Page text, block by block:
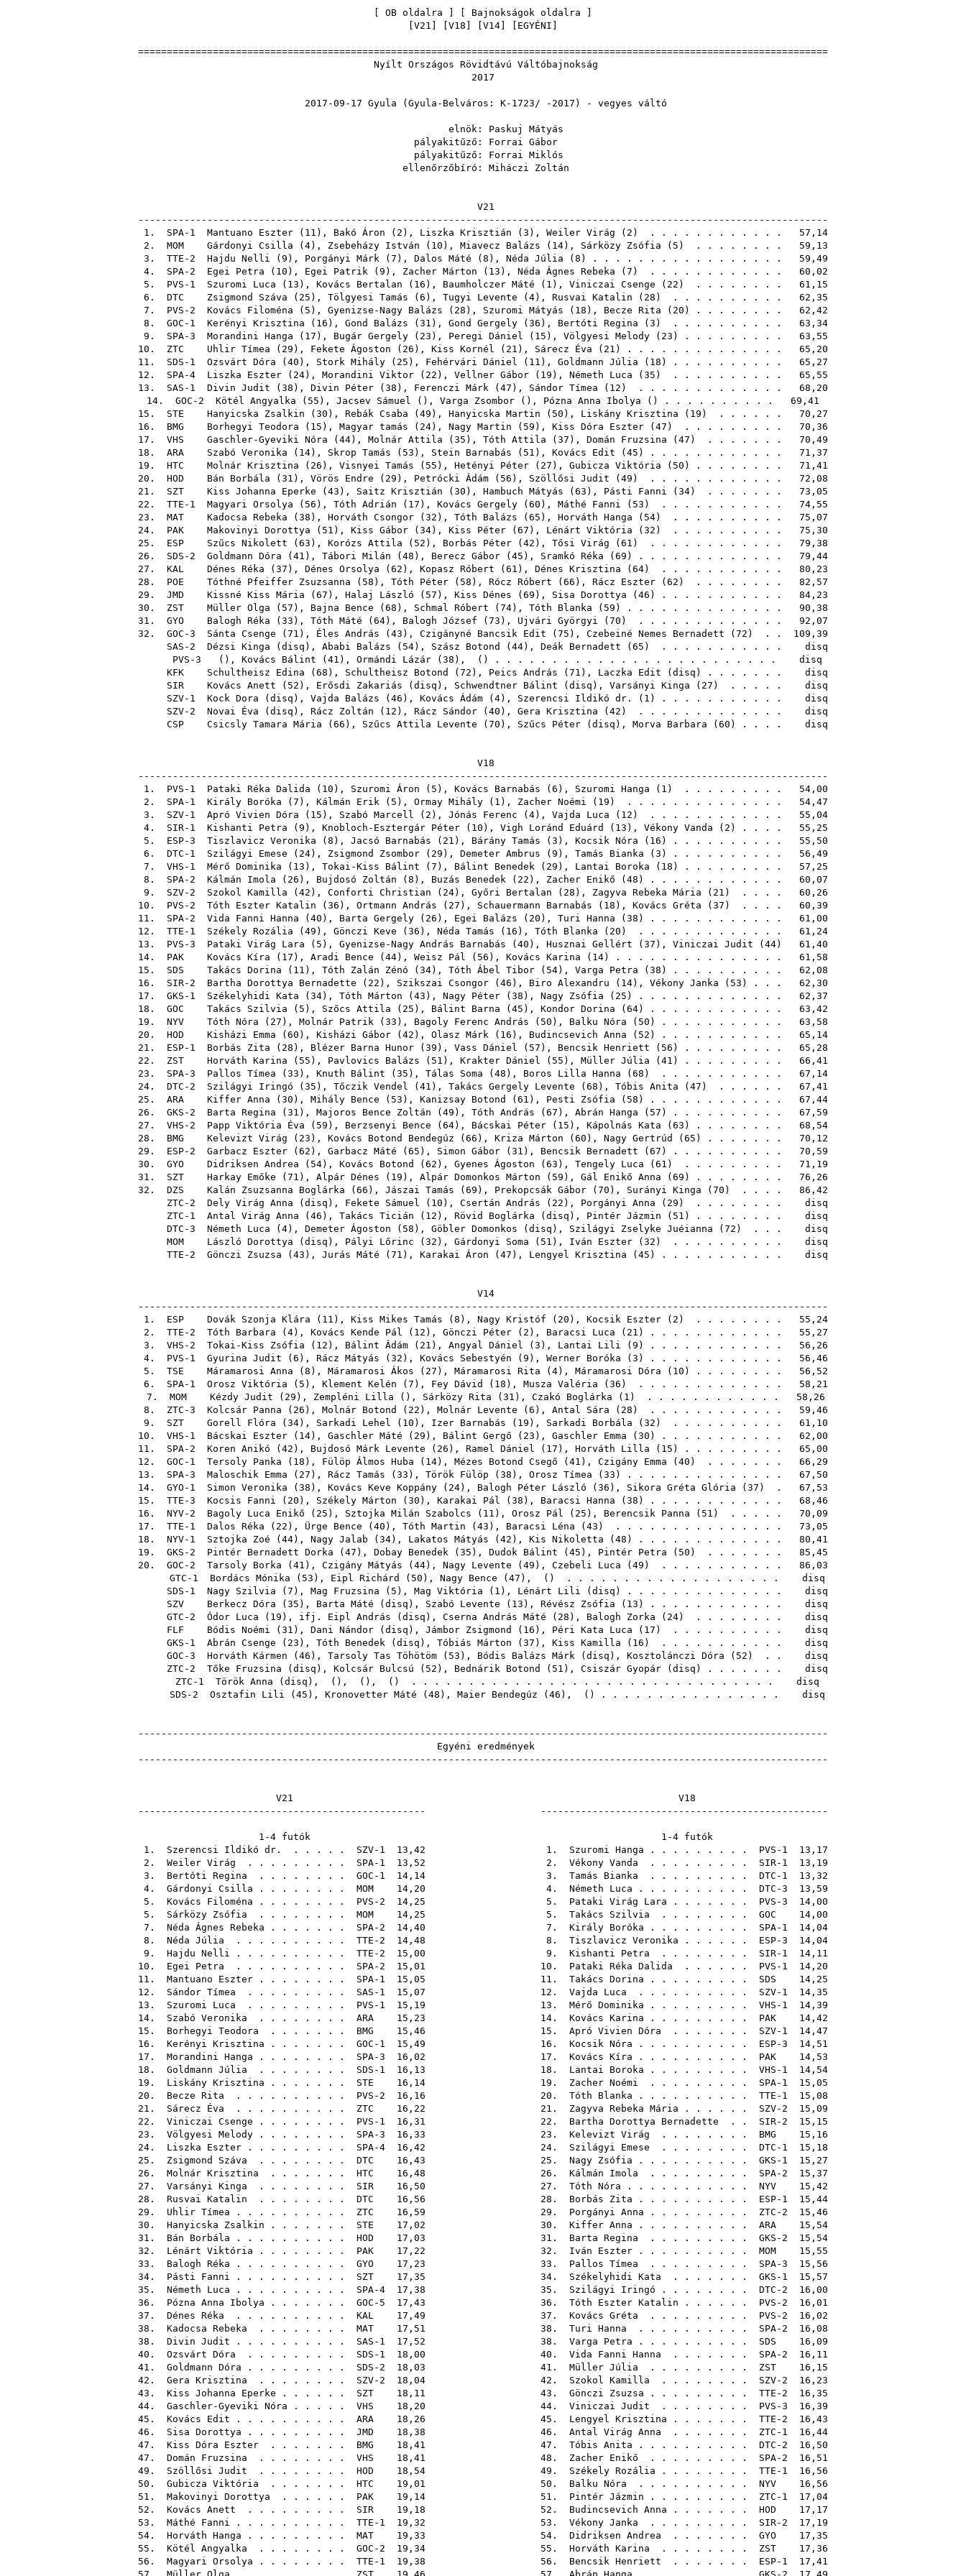
OB oldalra Bajnokságok oldalra
V21 V18 V14 EGYÉNI
========================================================================================================================
Nyílt Országos Rövidtávú Váltóbajnokság
2017
2017-09-17 Gyula (Gyula-Belváros: K-1723/ -2017) - vegyes váltó
elnök: Paskuj Mátyás
pályakitűző: Forrai Gábor
pályakitűző: Forrai Miklós
ellenőrzőbíró: Miháczi Zoltán
V21
------------------------------------------------------------------------------------------------------------------------
1. SPA-1 Mantuano Eszter ( 11 ), Bakó Áron ( 2 ), Liszka Krisztián ( 3 ), Weiler Virág ( 2 ) . . . . . . . . . . . . 57,14
2. MOM Gárdonyi Csilla ( 4), Zsebeházy István ( 10 ), Miavecz Balázs ( 14), Sárközy Zsófia ( 5 ) . . . . . . . . 59,13
3. TTE-2 Hajdu Nelli ( 9 ), Porgányi Márk ( 7 ), Dalos Máté ( 8 ), Néda Júlia ( 8 ) . . . . . . . . . . . . . . . . . 59,49
4. SPA-2 Egei Petra ( 10 ), Egei Patrik ( 9 ), Zacher Márton ( 13 ), Néda Ágnes Rebeka ( 7 ) . . . . . . . . . . . . 60,02
5. PVS-1 Szuromi Luca ( 13 ), Kovács Bertalan ( 16 ), Baumholczer Máté ( 1 ), Viniczai Csenge ( 22 ) . . . . . . . . 61,15
6. DTC Zsigmond Száva ( 25 ), Tölgyesi Tamás ( 6 ), Tugyi Levente ( 4), Rusvai Katalin ( 28 ) . . . . . . . . . . 62,35
7. PVS-2 Kovács Filoména ( 5 ), Gyenizse-Nagy Balázs ( 28 ), Szuromi Mátyás ( 18 ), Becze Rita ( 20 ) . . . . . . . . 62,42
8. GOC-1 Kerényi Krisztina ( 16 ), Gond Balázs ( 31 ), Gond Gergely ( 36 ), Bertóti Regina ( 3 ) . . . . . . . . . . 63,34
9. SPA-3 Morandini Hanga ( 17 ), Bugár Gergely ( 23 ), Peregi Dániel ( 15 ), Völgyesi Melody ( 23 ) . . . . . . . . . 63,55
10. ZTC Uhlir Tímea ( 29 ), Fekete Ágoston ( 26 ), Kiss Kornél ( 21 ), Sárecz Éva ( 21 ) . . . . . . . . . . . . . . 65,20
11. SDS-1 Ozsvárt Dóra ( 40 ), Stork Mihály ( 25 ), Fehérvári Dániel ( 11 ), Goldmann Júlia ( 18 ) . . . . . . . . . . 65,27
12. SPA-4 Liszka Eszter ( 24), Morandini Viktor ( 22 ), Vellner Gábor ( 19 ), Németh Luca ( 35 ) . . . . . . . . . . 65,55
13. SAS-1 Divin Judit ( 38 ), Divin Péter ( 38 ), Ferenczi Márk ( 47 ), Sándor Tímea ( 12 ) . . . . . . . . . . . . . 68,20
14. GOC-2 Kötél Angyalka ( 55 ), Jacsev Sámuel (), Varga Zsombor (), Pózna Anna Ibolya () . . . . . . . . . . 69,41
15. STE Hanyicska Zsalkin ( 30 ), Rebák Csaba ( 49 ), Hanyicska Martin ( 50 ), Liskány Krisztina ( 19 ) . . . . . . 70,27
16. BMG Borhegyi Teodora ( 15 ), Magyar tamás ( 24), Nagy Martin ( 59 ), Kiss Dóra Eszter ( 47 ) . . . . . . . . . 70,36
17. VHS Gaschler-Gyeviki Nóra ( 44), Molnár Attila ( 35 ), Tóth Attila ( 37 ), Domán Fruzsina ( 47 ) . . . . . . . 70,49
18. ARA Szabó Veronika ( 14), Skrop Tamás ( 53 ), Stein Barnabás ( 51 ), Kovács Edit ( 45 ) . . . . . . . . . . . . 71,37
19. HTC Molnár Krisztina ( 26 ), Visnyei Tamás ( 55 ), Hetényi Péter ( 27 ), Gubicza Viktória ( 50 ) . . . . . . . . 71,41
20. HOD Bán Borbála ( 31 ), Vörös Endre ( 29 ), Petrócki Ádám ( 56 ), Szöllősi Judit ( 49 ) . . . . . . . . . . . . 72,08
21. SZT Kiss Johanna Eperke ( 43 ), Saitz Krisztián ( 30 ), Hambuch Mátyás ( 63 ), Pásti Fanni ( 34) . . . . . . . 73,05
22. TTE-1 Magyari Orsolya ( 56 ), Tóth Adrián ( 17 ), Kovács Gergely ( 60 ), Máthé Fanni ( 53 ) . . . . . . . . . . . 74,55
23. MAT Kadocsa Rebeka ( 38 ), Horváth Csongor ( 32 ), Tóth Balázs ( 65 ), Horváth Hanga ( 54) . . . . . . . . . . 75,07
24. PAK Makovinyi Dorottya ( 51 ), Kiss Gábor ( 34), Kiss Péter ( 67 ), Lénárt Viktória ( 32 ) . . . . . . . . . . 75,30
25. ESP Szűcs Nikolett ( 63 ), Korózs Attila ( 52 ), Borbás Péter ( 42 ), Tősi Virág ( 61 ) . . . . . . . . . . . . 79,38
26. SDS-2 Goldmann Dóra ( 41 ), Tábori Milán ( 48 ), Berecz Gábor ( 45 ), Sramkó Réka ( 69 ) . . . . . . . . . . . . . 79,44
27. KAL Dénes Réka ( 37 ), Dénes Orsolya ( 62 ), Kopasz Róbert ( 61 ), Dénes Krisztina ( 64) . . . . . . . . . . . 80,23
28. POE Tóthné Pfeiffer Zsuzsanna ( 58 ), Tóth Péter ( 58 ), Rócz Róbert ( 66 ), Rácz Eszter ( 62 ) . . . . . . . . 82,57
29. JMD Kissné Kiss Mária ( 67 ), Halaj László ( 57 ), Kiss Dénes ( 69 ), Sisa Dorottya ( 46 ) . . . . . . . . . . . 84,23
30. ZST Müller Olga ( 57 ), Bajna Bence ( 68 ), Schmal Róbert ( 74), Tóth Blanka ( 59 ) . . . . . . . . . . . . . . 90,38
31. GYO Balogh Réka ( 33 ), Tóth Máté ( 64), Balogh József ( 73 ), Ujvári Györgyi ( 70 ) . . . . . . . . . . . . . 92,07
32. GOC-3 Sánta Csenge ( 71 ), Éles András ( 43 ), Czigányné Bancsik Edit ( 75 ), Czebeiné Nemes Bernadett ( 72 ) . . 109,39
SAS-2 Dézsi Kinga ( disq ), Ababi Balázs ( 54), Szász Botond ( 44), Deák Bernadett ( 65 ) . . . . . . . . . . . disq
PVS-3
(), Kovács Bálint ( 41 ), Ormándi Lázár ( 38 ),
() . . . . . . . . . . . . . . . . . . . . . . . . . disq
KFK
Schultheisz Edina ( 68 ), Schultheisz Botond ( 72 ), Peics András ( 71 ), Laczka Edit ( disq ) . . . . . . . disq
SIR
Kovács Anett ( 52 ), Erősdi Zakariás ( disq ), Schwendtner Bálint ( disq ), Varsányi Kinga ( 27 ) . . . . . disq
SZV-1 Kock Dora ( disq ), Vajda Balázs ( 46 ), Kovács Ádám ( 4), Szerencsi Ildikó dr. ( 1 ) . . . . . . . . . . . disq
SZV-2 Novai Éva ( disq ), Rácz Zoltán ( 12 ), Rácz Sándor ( 40 ), Gera Krisztina ( 42 ) . . . . . . . . . . . . . disq
CSP
Csicsly Tamara Mária ( 66 ), Szűcs Attila Levente ( 70 ), Szűcs Péter ( disq ), Morva Barbara ( 60 ) . . . . disq
V18
------------------------------------------------------------------------------------------------------------------------
1. PVS-1 Pataki Réka Dalida ( 10 ), Szuromi Áron ( 5 ), Kovács Barnabás ( 6 ), Szuromi Hanga ( 1 ) . . . . . . . . . 54,00
2. SPA-1 Király Boróka ( 7 ), Kálmán Erik ( 5 ), Ormay Mihály ( 1 ), Zacher Noémi ( 19 ) . . . . . . . . . . . . . . 54,47
3. SZV-1 Apró Vivien Dóra ( 15 ), Szabó Marcell ( 2 ), Jónás Ferenc ( 4), Vajda Luca ( 12 ) . . . . . . . . . . . . 55,04
4. SIR-1 Kishanti Petra ( 9 ), Knobloch-Esztergár Péter ( 10 ), Vigh Loránd Eduárd ( 13 ), Vékony Vanda ( 2 ) . . . . 55,25
5. ESP-3 Tiszlavicz Veronika ( 8 ), Jacsó Barnabás ( 21 ), Bárány Tamás ( 3 ), Kocsik Nóra ( 16 ) . . . . . . . . . . 55,50
6. DTC-1 Szilágyi Emese ( 24), Zsigmond Zsombor ( 29 ), Demeter Ambrus ( 9 ), Tamás Bianka ( 3 ) . . . . . . . . . . 56,49
7. VHS-1 Mérő Dominika ( 13 ), Tokai-Kiss Bálint ( 7 ), Bálint Benedek ( 29 ), Lantai Boroka ( 18 ) . . . . . . . . . 57,25
8. SPA-2 Kálmán Imola ( 26 ), Bujdosó Zoltán ( 8 ), Buzás Benedek ( 22 ), Zacher Enikő ( 48 ) . . . . . . . . . . . . 60,07
9. SZV-2 Szokol Kamilla ( 42 ), Conforti Christian ( 24), Győri Bertalan ( 28 ), Zagyva Rebeka Mária ( 21 ) . . . . 60,26
10. PVS-2 Tóth Eszter Katalin ( 36 ), Ortmann András ( 27 ), Schauermann Barnabás ( 18 ), Kovács Gréta ( 37 ) . . . . 60,39
11. SPA-2 Vida Fanni Hanna ( 40 ), Barta Gergely ( 26 ), Egei Balázs ( 20 ), Turi Hanna ( 38 ) . . . . . . . . . . . . 61,00
12. TTE-1 Székely Rozália ( 49 ), Gönczi Keve ( 36 ), Néda Tamás ( 16 ), Tóth Blanka ( 20 ) . . . . . . . . . . . . . 61,24
13. PVS-3 Pataki Virág Lara ( 5 ), Gyenizse-Nagy András Barnabás ( 40 ), Husznai Gellért ( 37 ), Viniczai Judit ( 44) 61,40
14. PAK Kovács Kíra ( 17 ), Aradi Bence ( 44), Weisz Pál ( 56 ), Kovács Karina ( 14) . . . . . . . . . . . . . . . 61,58
15. SDS Takács Dorina ( 11 ), Tóth Zalán Zénó ( 34), Tóth Ábel Tibor ( 54), Varga Petra ( 38 ) . . . . . . . . . . 62,08
16. SIR-2 Bartha Dorottya Bernadette ( 22 ), Szikszai Csongor ( 46 ), Biro Alexandru ( 14), Vékony Janka ( 53 ) . . . 62,30
17. GKS-1 Székelyhidi Kata ( 34), Tóth Márton ( 43 ), Nagy Péter ( 38 ), Nagy Zsófia ( 25 ) . . . . . . . . . . . . . 62,37
18. GOC Takács Szilvia ( 5 ), Szőcs Attila ( 25 ), Bálint Barna ( 45 ), Kondor Dorina ( 64) . . . . . . . . . . . . 63,42
19. NYV Tóth Nóra ( 27 ), Molnár Patrik ( 33 ), Bagoly Ferenc András ( 50 ), Balku Nóra ( 50 ) . . . . . . . . . . . 63,58
20. HOD Kisházi Emma ( 60 ), Kisházi Gábor ( 42 ), Olasz Márk ( 16 ), Budincsevich Anna ( 52 ) . . . . . . . . . . . 65,14
21. ESP-1 Borbás Zita ( 28 ), Blézer Barna Hunor ( 39 ), Vass Dániel ( 57 ), Bencsik Henriett ( 56 ) . . . . . . . . . 65,28
22. ZST Horváth Karina ( 55 ), Pavlovics Balázs ( 51 ), Krakter Dániel ( 55 ), Müller Júlia ( 41 ) . . . . . . . . . 66,41
23. SPA-3 Pallos Tímea ( 33 ), Knuth Bálint ( 35 ), Tálas Soma ( 48 ), Boros Lilla Hanna ( 68 ) . . . . . . . . . . . 67,14
24. DTC-2 Szilágyi Iringó ( 35 ), Tőczik Vendel ( 41 ), Takács Gergely Levente ( 68 ), Tóbis Anita ( 47 ) . . . . . . 67,41
25. ARA Kiffer Anna ( 30 ), Mihály Bence ( 53 ), Kanizsay Botond ( 61 ), Pesti Zsófia ( 58 ) . . . . . . . . . . . . 67,44
26. GKS-2 Barta Regina ( 31 ), Majoros Bence Zoltán ( 49 ), Tóth András ( 67 ), Abrán Hanga ( 57 ) . . . . . . . . . . 67,59
27. VHS-2 Papp Viktória Éva ( 59 ), Berzsenyi Bence ( 64), Bácskai Péter ( 15 ), Kápolnás Kata ( 63 ) . . . . . . . . 68,54
28. BMG Kelevizt Virág ( 23 ), Kovács Botond Bendegúz ( 66 ), Kriza Márton ( 60 ), Nagy Gertrúd ( 65 ) . . . . . . . 70,12
29. ESP-2 Garbacz Eszter ( 62 ), Garbacz Máté ( 65 ), Simon Gábor ( 31 ), Bencsik Bernadett ( 67 ) . . . . . . . . . . 70,59
30. GYO Didriksen Andrea ( 54), Kovács Botond ( 62 ), Gyenes Ágoston ( 63 ), Tengely Luca ( 61 ) . . . . . . . . . 71,19
31. SZT Harkay Emőke ( 71 ), Alpár Dénes ( 19 ), Alpár Domonkos Márton ( 59 ), Gál Enikő Anna ( 69 ) . . . . . . . . 76,26
32. DZS Kalán Zsuzsanna Boglárka ( 66 ), Jászai Tamás ( 69 ), Prekopcsák Gábor ( 70 ), Surányi Kinga ( 70 ) . . . . 86,42
ZTC-2 Dely Virág Anna ( disq ), Fekete Sámuel ( 10 ), Csertán András ( 22 ), Porgányi Anna ( 29 ) . . . . . . . . disq
ZTC-1 Antal Virág Anna ( 46 ), Takács Ticián ( 12 ), Rövid Boglárka ( disq ), Pintér Jázmin ( 51 ) . . . . . . . . disq
DTC-3 Németh Luca ( 4), Demeter Ágoston ( 58 ), Göbler Domonkos ( disq ), Szilágyi Zselyke Juéianna ( 72 ) . . . disq
MOM
László Dorottya ( disq ), Pályi Lőrinc ( 32 ), Gárdonyi Soma ( 51 ), Iván Eszter ( 32 ) . . . . . . . . . . disq
TTE-2 Gönczi Zsuzsa ( 43 ), Jurás Máté ( 71 ), Karakai Áron ( 47 ), Lengyel Krisztina ( 45 ) . . . . . . . . . . . disq
V14
------------------------------------------------------------------------------------------------------------------------
1. ESP Dovák Szonja Klára ( 11 ), Kiss Mikes Tamás ( 8 ), Nagy Kristóf ( 20 ), Kocsik Eszter ( 2 ) . . . . . . . . 55,24
2. TTE-2 Tóth Barbara ( 4), Kovács Kende Pál ( 12 ), Gönczi Péter ( 2 ), Baracsi Luca ( 21 ) . . . . . . . . . . . . 55,27
3. VHS-2 Tokai-Kiss Zsófia ( 12 ), Bálint Ádám ( 21 ), Angyal Dániel ( 3 ), Lantai Lili ( 9 ) . . . . . . . . . . . . 56,26
4. PVS-1 Gyurina Judit ( 6 ), Rácz Mátyás ( 32 ), Kovács Sebestyén ( 9 ), Werner Boróka ( 3 ) . . . . . . . . . . . . 56,46
5. TSE Máramarosi Anna ( 8 ), Máramarosi Ákos ( 27 ), Máramarosi Rita ( 4), Máramarosi Dóra ( 10 ) . . . . . . . . 56,52
6. SPA-1 Orosz Viktória ( 5 ), Klement Kelén ( 7 ), Fey Dávid ( 18 ), Musza Valéria ( 36 ) . . . . . . . . . . . . . 58,21
7. MOM Kézdy Judit ( 29 ), Zempléni Lilla (), Sárközy Rita ( 31 ), Czakó Boglárka ( 1 ) . . . . . . . . . . . . 58,26
8. ZTC-3 Kolcsár Panna ( 26 ), Molnár Botond ( 22 ), Molnár Levente ( 6 ), Antal Sára ( 28 ) . . . . . . . . . . . . 59,46
9. SZT Gorell Flóra ( 34), Sarkadi Lehel ( 10 ), Izer Barnabás ( 19 ), Sarkadi Borbála ( 32 ) . . . . . . . . . . 61,10
10. VHS-1 Bácskai Eszter ( 14), Gaschler Máté ( 29 ), Bálint Gergő ( 23 ), Gaschler Emma ( 30 ) . . . . . . . . . . . 62,00
11. SPA-2 Koren Anikó ( 42 ), Bujdosó Márk Levente ( 26 ), Ramel Dániel ( 17 ), Horváth Lilla ( 15 ) . . . . . . . . . 65,00
12. GOC-1 Tersoly Panka ( 18 ), Fülöp Álmos Huba ( 14), Mézes Botond Csegő ( 41 ), Czigány Emma ( 40 ) . . . . . . . 66,29
13. SPA-3 Maloschik Emma ( 27 ), Rácz Tamás ( 33 ), Török Fülöp ( 38 ), Orosz Tímea ( 33 ) . . . . . . . . . . . . . . 67,50
14. GYO-1 Simon Veronika ( 38 ), Kovács Keve Koppány ( 24), Balogh Péter László ( 36 ), Sikora Gréta Glória ( 37 ) . 67,53
15. TTE-3 Kocsis Fanni ( 20 ), Székely Márton ( 30 ), Karakai Pál ( 38 ), Baracsi Hanna ( 38 ) . . . . . . . . . . . . 68,46
16. NYV-2 Bagoly Luca Enikő ( 25 ), Sztojka Milán Szabolcs ( 11 ), Orosz Pál ( 25 ), Berencsik Panna ( 51 ) . . . . . 70,09
17. TTE-1 Dalos Réka ( 22 ), Ürge Bence ( 40 ), Tóth Martin ( 43 ), Baracsi Léna ( 43 ) . . . . . . . . . . . . . . . 73,05
18. NYV-1 Sztojka Zoé ( 44), Nagy Jalab ( 34), Lakatos Mátyás ( 42 ), Kis Nikoletta ( 48 ) . . . . . . . . . . . . . 80,41
19. GKS-2 Pintér Bernadett Dorka ( 47 ), Dobay Benedek ( 35 ), Dudok Bálint ( 45 ), Pintér Petra ( 50 ) . . . . . . . 85,45
20. GOC-2 Tarsoly Borka ( 41 ), Czigány Mátyás ( 44), Nagy Levente ( 49 ), Czebeli Luca ( 49 ) . . . . . . . . . . . 86,03
GTC-1 Bordács Mónika ( 53 ), Eipl Richárd ( 50 ), Nagy Bence ( 47 ),
() . . . . . . . . . . . . . . . . . . . disq
SDS-1 Nagy Szilvia ( 7 ), Mag Fruzsina ( 5 ), Mag Viktória ( 1 ), Lénárt Lili ( disq ) . . . . . . . . . . . . . . disq
SZV
Berkecz Dóra ( 35 ), Barta Máté ( disq ), Szabó Levente ( 13 ), Révész Zsófia ( 13 ) . . . . . . . . . . . . disq
GTC-2 Ódor Luca ( 19 ), ifj. Eipl András ( disq ), Cserna András Máté ( 28 ), Balogh Zorka ( 24) . . . . . . . . disq
FLF
Bódis Noémi ( 31 ), Dani Nándor ( disq ), Jámbor Zsigmond ( 16 ), Péri Kata Luca ( 17 ) . . . . . . . . . . disq
GKS-1 Abrán Csenge ( 23 ), Tóth Benedek ( disq ), Tóbiás Márton ( 37 ), Kiss Kamilla ( 16 ) . . . . . . . . . . . disq
GOC-3 Horváth Kármen ( 46 ), Tarsoly Tas Töhötöm ( 53 ), Bódis Balázs Márk ( disq ), Kosztolánczi Dóra ( 52 ) . . disq
ZTC-2 Tőke Fruzsina ( disq ), Kolcsár Bulcsú ( 52 ), Bednárik Botond ( 51 ), Csiszár Gyopár ( disq ) . . . . . . . disq
ZTC-1 Török Anna ( disq ), (), (),
() . . . . . . . . . . . . . . . . . . . . . . . . . . . . . . . . disq
SDS-2 Osztafin Lili ( 45 ), Kronovetter Máté ( 48 ), Maier Bendegúz ( 46 ), () . . . . . . . . . . . . . . . . disq
------------------------------------------------------------------------------------------------------------------------
Egyéni eredmények
------------------------------------------------------------------------------------------------------------------------
V21 V18
-------------------------------------------------- --------------------------------------------------
1-4 futók 1-4 futók
1. Szerencsi Ildikó dr. . . . . . SZV-1 13,42 1. Szuromi Hanga . . . . . . . . . PVS-1 13,17
2. Weiler Virág . . . . . . . . . SPA-1 13,52 2. Vékony Vanda . . . . . . . . . SIR-1 13,19
3. Bertóti Regina . . . . . . . . GOC-1 14,14 3. Tamás Bianka . . . . . . . . . DTC-1 13,32
4. Gárdonyi Csilla . . . . . . . . MOM 14,20 4. Németh Luca . . . . . . . . . . DTC-3 13,59
5. Kovács Filoména . . . . . . . . PVS-2 14,25 5. Pataki Virág Lara . . . . . . . PVS-3 14,00
5. Sárközy Zsófia . . . . . . . . MOM 14,25 5. Takács Szilvia . . . . . . . . GOC 14,00
7. Néda Ágnes Rebeka . . . . . . . SPA-2 14,40 7. Király Boróka . . . . . . . . . SPA-1 14,04
8. Néda Júlia . . . . . . . . . . TTE-2 14,48 8. Tiszlavicz Veronika . . . . . . ESP-3 14,04
9. Hajdu Nelli . . . . . . . . . . TTE-2 15,00 9. Kishanti Petra . . . . . . . . SIR-1 14,11
10. Egei Petra . . . . . . . . . . SPA-2 15,01 10. Pataki Réka Dalida . . . . . . PVS-1 14,20
11. Mantuano Eszter . . . . . . . . SPA-1 15,05 11. Takács Dorina . . . . . . . . . SDS 14,25
12. Sándor Tímea . . . . . . . . . SAS-1 15,07 12. Vajda Luca . . . . . . . . . . SZV-1 14,35
13. Szuromi Luca . . . . . . . . . PVS-1 15,19 13. Mérő Dominika . . . . . . . . . VHS-1 14,39
14. Szabó Veronika . . . . . . . . ARA 15,23 14. Kovács Karina . . . . . . . . . PAK 14,42
15. Borhegyi Teodora . . . . . . . BMG 15,46 15. Apró Vivien Dóra . . . . . . . SZV-1 14,47
16. Kerényi Krisztina . . . . . . . GOC-1 15,49 16. Kocsik Nóra . . . . . . . . . . ESP-3 14,51
17. Morandini Hanga . . . . . . . . SPA-3 16,02 17. Kovács Kíra . . . . . . . . . . PAK 14,53
18. Goldmann Júlia . . . . . . . . SDS-1 16,13 18. Lantai Boroka . . . . . . . . . VHS-1 14,54
19. Liskány Krisztina . . . . . . . STE 16,14 19. Zacher Noémi . . . . . . . . . SPA-1 15,05
20. Becze Rita . . . . . . . . . . PVS-2 16,16 20. Tóth Blanka . . . . . . . . . . TTE-1 15,08
21. Sárecz Éva . . . . . . . . . . ZTC 16,22 21. Zagyva Rebeka Mária . . . . . . SZV-2 15,09
22. Viniczai Csenge . . . . . . . . PVS-1 16,31 22. Bartha Dorottya Bernadette . . SIR-2 15,15
23. Völgyesi Melody . . . . . . . . SPA-3 16,33 23. Kelevizt Virág . . . . . . . . BMG 15,16
24. Liszka Eszter . . . . . . . . . SPA-4 16,42 24. Szilágyi Emese . . . . . . . . DTC-1 15,18
25. Zsigmond Száva . . . . . . . . DTC 16,43 25. Nagy Zsófia . . . . . . . . . . GKS-1 15,27
26. Molnár Krisztina . . . . . . . HTC 16,48 26. Kálmán Imola . . . . . . . . . SPA-2 15,37
27. Varsányi Kinga . . . . . . . . SIR 16,50 27. Tóth Nóra . . . . . . . . . . . NYV 15,42
28. Rusvai Katalin . . . . . . . . DTC 16,56 28. Borbás Zita . . . . . . . . . . ESP-1 15,44
29. Uhlir Tímea . . . . . . . . . . ZTC 16,59 29. Porgányi Anna . . . . . . . . . ZTC-2 15,46
30. Hanyicska Zsalkin . . . . . . . STE 17,02 30. Kiffer Anna . . . . . . . . . . ARA 15,54
31. Bán Borbála . . . . . . . . . . HOD 17,03 31. Barta Regina . . . . . . . . . GKS-2 15,54
32. Lénárt Viktória . . . . . . . . PAK 17,22 32. Iván Eszter . . . . . . . . . . MOM 15,55
33. Balogh Réka . . . . . . . . . . GYO 17,23 33. Pallos Tímea . . . . . . . . . SPA-3 15,56
34. Pásti Fanni . . . . . . . . . . SZT 17,35 34. Székelyhidi Kata . . . . . . . GKS-1 15,57
35. Németh Luca . . . . . . . . . . SPA-4 17,38 35. Szilágyi Iringó . . . . . . . . DTC-2 16,00
36. Pózna Anna Ibolya . . . . . . . GOC-5 17,43 36. Tóth Eszter Katalin . . . . . . PVS-2 16,01
37. Dénes Réka . . . . . . . . . . KAL 17,49 37. Kovács Gréta . . . . . . . . . PVS-2 16,02
38. Kadocsa Rebeka . . . . . . . . MAT 17,51 38. Turi Hanna . . . . . . . . . . SPA-2 16,08
38. Divin Judit . . . . . . . . . . SAS-1 17,52 38. Varga Petra . . . . . . . . . . SDS 16,09
40. Ozsvárt Dóra . . . . . . . . . SDS-1 18,00 40. Vida Fanni Hanna . . . . . . . SPA-2 16,11
41. Goldmann Dóra . . . . . . . . . SDS-2 18,03 41. Müller Júlia . . . . . . . . . ZST 16,15
42. Gera Krisztina . . . . . . . . SZV-2 18,04 42. Szokol Kamilla . . . . . . . . SZV-2 16,23
43. Kiss Johanna Eperke . . . . . . SZT 18,11 43. Gönczi Zsuzsa . . . . . . . . . TTE-2 16,35
44. Gaschler-Gyeviki Nóra . . . . . VHS 18,20 44. Viniczai Judit . . . . . . . . PVS-3 16,39
45. Kovács Edit . . . . . . . . . . ARA 18,26 45. Lengyel Krisztina . . . . . . . TTE-2 16,43
46. Sisa Dorottya . . . . . . . . . JMD 18,38 46. Antal Virág Anna . . . . . . . ZTC-1 16,44
47. Kiss Dóra Eszter . . . . . . . BMG 18,41 47. Tóbis Anita . . . . . . . . . . DTC-2 16,50
47. Domán Fruzsina . . . . . . . . VHS 18,41 48. Zacher Enikő . . . . . . . . . SPA-2 16,51
49. Szöllősi Judit . . . . . . . . HOD 18,54 49. Székely Rozália . . . . . . . . TTE-1 16,56
50. Gubicza Viktória . . . . . . . HTC 19,01 50. Balku Nóra . . . . . . . . . . NYV 16,56
51. Makovinyi Dorottya . . . . . . PAK 19,14 51. Pintér Jázmin . . . . . . . . . ZTC-1 17,04
52. Kovács Anett . . . . . . . . . SIR 19,18 52. Budincsevich Anna . . . . . . . HOD 17,17
53. Máthé Fanni . . . . . . . . . . TTE-1 19,32 53. Vékony Janka . . . . . . . . . SIR-2 17,19
54. Horváth Hanga . . . . . . . . . MAT 19,33 54. Didriksen Andrea . . . . . . . GYO 17,35
55. Kötél Angyalka . . . . . . . . GOC-2 19,34 55. Horváth Karina . . . . . . . . ZST 17,36
56. Magyari Orsolya . . . . . . . . TTE-1 19,38 56. Bencsik Henriett . . . . . . . ESP-1 17,41